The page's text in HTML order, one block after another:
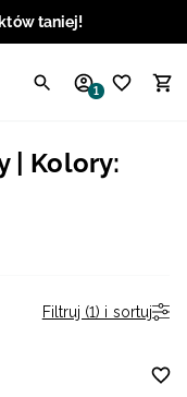
taniej!
1
| Kolory:
Filtruj (1) i sortuj
/ USD